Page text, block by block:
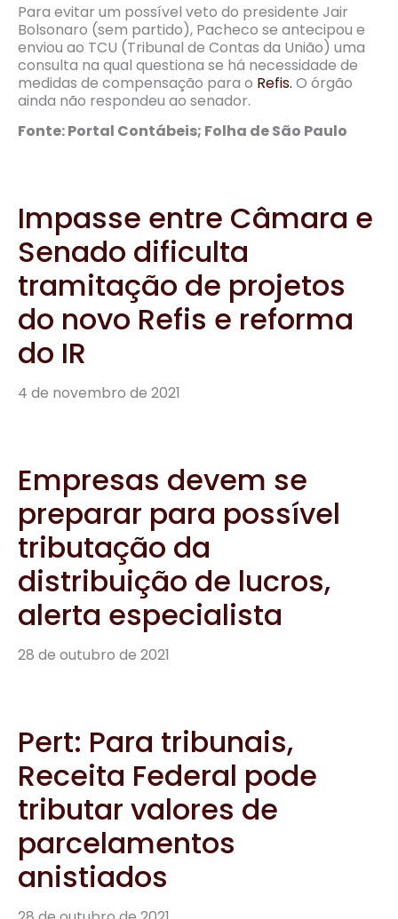
Para evitar um possível veto do presidente Jair
Bolsonaro (sem partido), Pacheco se antecipou e
enviou ao TCU (Tribunal de Contas da União) uma
consulta na qual questiona se há necessidade de
medidas de compensação para o Refis. O órgão
ainda não respondeu ao senador.
Fonte: Portal Contábeis; Folha de São Paulo
Impasse entre Câmara e
Senado dificulta
tramitação de projetos
do novo Refis e reforma
do IR
4 de novembro de 2021
Empresas devem se
preparar para possível
tributação da
distribuição de lucros,
alerta especialista
28 de outubro de 2021
Pert: Para tribunais,
Receita Federal pode
tributar valores de
parcelamentos
anistiados